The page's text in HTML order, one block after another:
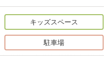
キッズスペース
駐車場